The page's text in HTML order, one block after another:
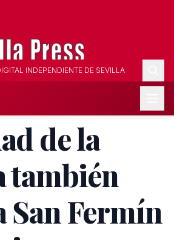
INDEPENDIENTE DE SEVILLA
de la
también
San Fermín